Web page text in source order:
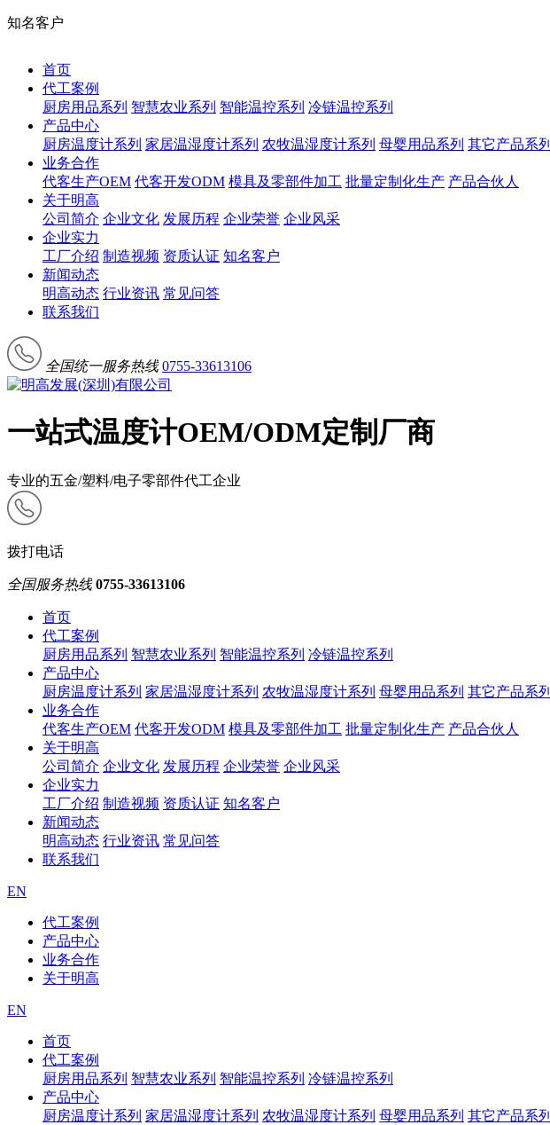
知名客户
首页
代工案例
厨房用品系列 智慧农业系列 智能温控系列 冷链温控系列
产品中心
厨房温度计系列 家居温湿度计系列 农牧温湿度计系列 母婴用品系列 其它产品系列
业务合作
代客生产OEM 代客开发ODM 模具及零部件加工 批量定制化生产 产品合伙人
关于明高
公司简介 企业文化 发展历程 企业荣誉 企业风采
企业实力
工厂介绍 制造视频 资质认证 知名客户
新闻动态
明高动态 行业资讯 常见问答
联系我们
全国统一服务热线 0755-33613106
一站式温度计OEM/ODM定制厂商
专业的五金/塑料/电子零部件代工企业
拨打电话
全国服务热线 0755-33613106
首页
代工案例
厨房用品系列 智慧农业系列 智能温控系列 冷链温控系列
产品中心
厨房温度计系列 家居温湿度计系列 农牧温湿度计系列 母婴用品系列 其它产品系列
业务合作
代客生产OEM 代客开发ODM 模具及零部件加工 批量定制化生产 产品合伙人
关于明高
公司简介 企业文化 发展历程 企业荣誉 企业风采
企业实力
工厂介绍 制造视频 资质认证 知名客户
新闻动态
明高动态 行业资讯 常见问答
联系我们
EN
代工案例
产品中心
业务合作
关于明高
EN
首页
代工案例
厨房用品系列 智慧农业系列 智能温控系列 冷链温控系列
产品中心
厨房温度计系列 家居温湿度计系列 农牧温湿度计系列 母婴用品系列 其它产品系列